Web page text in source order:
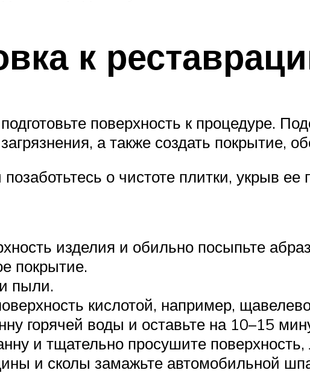
к
поверхность к процедуре.
а также создать покрытие,
о чистоте плитки, укрыв
изделия и обильно посыпьте
покрытие.
пыли.
кислотой, например,
горячей воды и оставьте на 10–15
и тщательно просушите
и сколы замажьте автомобильной